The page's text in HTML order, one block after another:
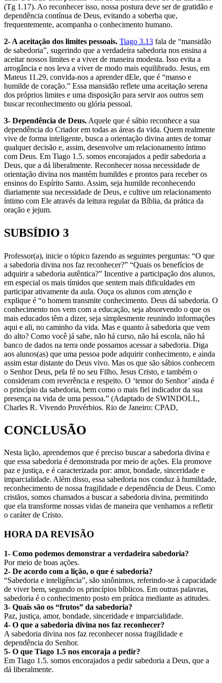
(Tg 1.17). Ao reconhecer isso, nossa postura deve ser de gratidão e
dependência contínua de Deus, evitando a soberba que,
frequentemente, acompanha o conhecimento humano.
2- A aceitação dos limites pessoais. Tiago 3.13 fala de “mansidão
de sabedoria”, sugerindo que a verdadeira sabedoria nos ensina a
aceitar nossos limites e a viver de maneira modesta. Isso evita a
arrogância e nos leva a viver de modo mais equilibrado. Jesus, em
Mateus 11.29, convida-nos a aprender dEle, que é “manso e
humilde de coração.” Essa mansidão reflete uma aceitação serena
dos próprios limites e uma disposição para servir aos outros sem
buscar reconhecimento ou glória pessoal.
3- Dependência de Deus. Aquele que é sábio reconhece a sua
dependência do Criador em todas as áreas da vida. Quem realmente
vive de forma inteligente, busca a orientação divina antes de tomar
qualquer decisão e, assim, desenvolve um relacionamento íntimo
com Deus. Em Tiago 1.5. somos encorajados a pedir sabedoria a
Deus, que a dá liberalmente. Reconhecer nossa necessidade de
orientação divina nos mantém humildes e prontos para receber os
ensinos do Espírito Santo. Assim, seja humilde reconhecendo
diariamente sua necessidade de Deus, e cultive um relacionamento
íntimo com Ele através da leitura regular da Bíblia, da prática da
oração e jejum.
SUBSÍDIO 3
Professor(a), inicie o tópico fazendo as seguintes perguntas: “O que
a sabedoria divina nos faz reconhecer?” “Quais os benefícios de
adquirir a sabedoria autêntica?” Incentive a participação dos alunos,
em especial os mais tímidos que sentem mais dificuldades em
participar ativamente da aula. Ouça os alunos com atenção e
explique é “o homem transmite conhecimento. Deus dá sabedoria. O
conhecimento nos vem com a educação, seja absorvendo o que os
mais educados têm a dizer, seja simplesmente reunindo informações
aqui e ali, no caminho da vida. Mas e quanto à sabedoria que vem
do alto? Como você já sabe, não há curso, não há escola, não há
banco de dados na terra onde possamos acessar a sabedoria. Diga
aos alunos(as) que uma pessoa pode adquirir conhecimento, e ainda
assim estar distante do Deus vivo. Mas os que são sábios conhecem
o Senhor Deus, pela fé no seu Filho, Jesus Cristo, e também o
consideram com reverência e respeito. O ‘temor do Senhor’ ainda é
o princípio da sabedoria, bem como o mais fiel indicador da sua
presença na vida de uma pessoa.” (Adaptado de SWINDOLL,
Charles R. Vivendo Provérbios. Rio de Janeiro: CPAD,
CONCLUSÃO
Nesta lição, aprendemos que é preciso buscar a sabedoria divina e
que essa sabedoria é demonstrada por meio de ações. Ela promove
paz e justiça, e é caracterizada por: amor, bondade, sinceridade e
imparcialidade. Além disso, essa sabedoria nos conduz à humildade,
reconhecimento de nossa fragilidade e dependência de Deus. Como
cristãos, somos chamados a buscar a sabedoria divina, permitindo
que ela transforme nossas vidas de maneira que venhamos a refletir
o caráter de Cristo.
HORA DA REVISÃO
1- Como podemos demonstrar a verdadeira sabedoria?
Por meio de boas ações.
2- De acordo com a lição, o que é sabedoria?
“Sabedoria e inteligência”, são sinônimos, referindo-se à capacidade
de viver bem, segundo os princípios bíblicos. Em outras palavras,
sabedoria é o conhecimento posto em prática mediante as atitudes.
3- Quais são os “frutos” da sabedoria?
Paz, justiça, amor, bondade, sinceridade e imparcialidade.
4- O que a sabedoria divina nos faz reconhecer?
A sabedoria divina nos faz reconhecer nossa fragilidade e
dependência do Senhor.
5- O que Tiago 1.5 nos encoraja a pedir?
Em Tiago 1.5. somos encorajados a pedir sabedoria a Deus, que a
dá liberalmente.